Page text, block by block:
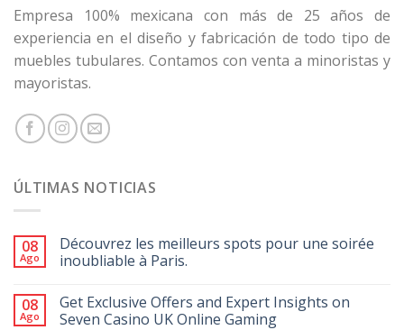
Empresa 100% mexicana con más de 25 años de
experiencia en el diseño y fabricación de todo tipo de
muebles tubulares. Contamos con venta a minoristas y
mayoristas.
ÚLTIMAS NOTICIAS
08
Ago
Découvrez les meilleurs spots pour une soirée
inoubliable à Paris.
08
Ago
Get Exclusive Offers and Expert Insights on
Seven Casino UK Online Gaming